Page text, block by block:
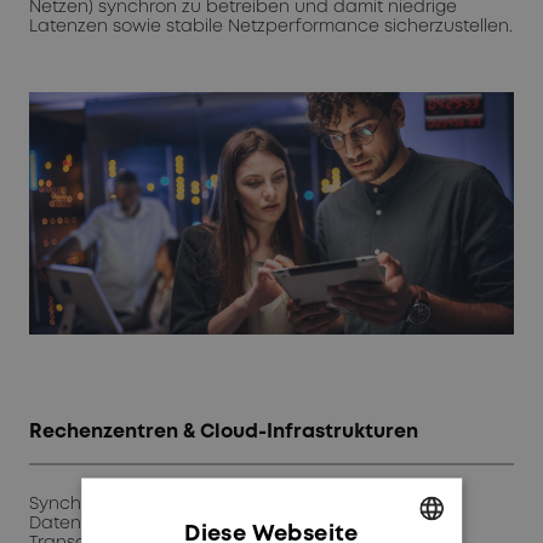
Netzen) synchron zu betreiben und damit niedrige
Latenzen sowie stabile Netzperformance sicherzustellen.
Rechenzentren & Cloud-Infrastrukturen
Synchronisierte Zeit ermöglicht konsistente
Datenverarbeitung, stabile Cluster und sichere
Diese Webseite